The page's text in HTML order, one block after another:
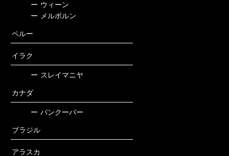
ー ウィーン
ー
メルボルン
ペルー
イラク
ー スレイマニヤ
カナダ
ー バンクーバー
ブラジル
アラスカ